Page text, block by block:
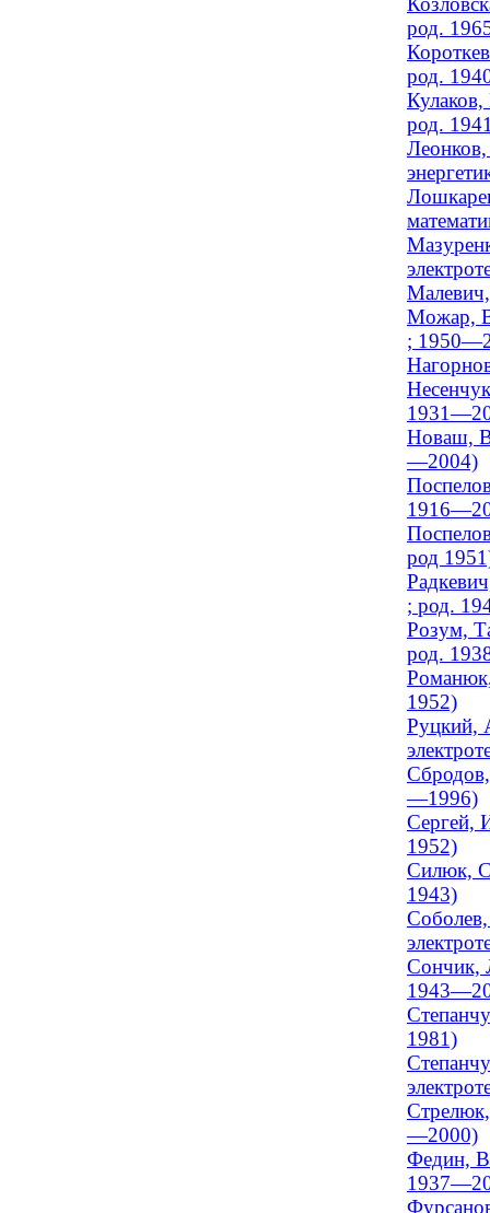
род.
род.
Кулаков,
род.
Можар,
;
Новаш,
—2004)
род
; род.
Розум,
род.
1952)
Руцкий,
—1996)
Сергей,
1952)
Силюк,
1943)
Сончик,
1981)
—2000)
Федин,